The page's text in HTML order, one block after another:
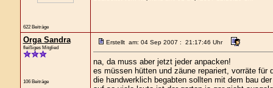
622 Beiträge
Orga Sandra
fleißiges Mitglied
106 Beiträge
Erstellt am: 04 Sep 2007 : 21:17:46 Uhr
na, da muss aber jetzt jeder anpacken!
es müssen hütten und zäune repariert, vorräte für
die handwerklich begabten sollten mit dem bau